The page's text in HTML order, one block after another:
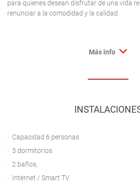
para quienes desean disfrutar de una vida
renunciar a la comodidad y la calidad.
Más info
Capacidad 6 personas
3 dormitorios.
2 baños,
Internet / Smart TV